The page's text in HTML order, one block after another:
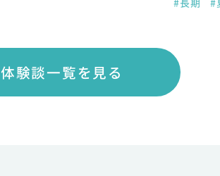
体験談一覧を見る